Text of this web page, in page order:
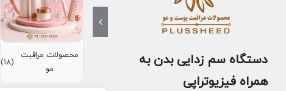
دستگاه سم زدایی بدن به
همراه فیزیوتراپی
محصولات مراقبت
مو
(18)